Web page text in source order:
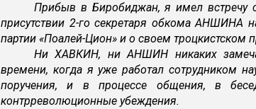
Прибыв в Биробиджан, я имел
присутствии 2-го секретаря обкома АНШИНА
партии «Поалей-Цион» и о своем троцкистском
Ни ХАВКИН, ни АНШИН никаких
времени, когда я уже работал сотрудником
поручения, и в процессе общения, в
контрреволюционные убеждения.